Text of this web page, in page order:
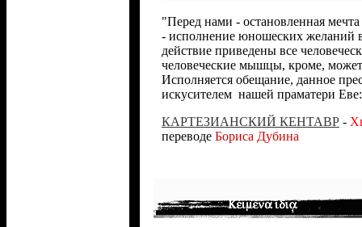
"Перед нами - остановленная
- исполнение юношеских желаний
действие приведены все
человеческие мышцы, кроме,
Исполняется обещание, данное
искусителем нашей праматери
КАРТЕЗИАНСКИЙ КЕНТАВР -
переводе Бориса Дубина